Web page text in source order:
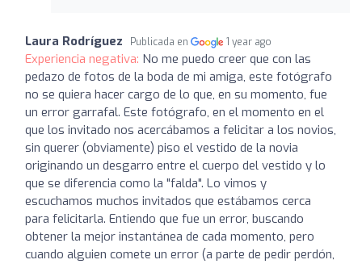
Laura Rodríguez Publicada en 1 year ago
Experiencia negativa: No me puedo creer que con las
pedazo de fotos de la boda de mi amiga, este fotógrafo
no se quiera hacer cargo de lo que, en su momento, fue
un error garrafal. Este fotógrafo, en el momento en el
que los invitado nos acercábamos a felicitar a los novios,
sin querer (obviamente) piso el vestido de la novia
originando un desgarro entre el cuerpo del vestido y lo
que se diferencia como la "falda". Lo vimos y
escuchamos muchos invitados que estábamos cerca
para felicitarla. Entiendo que fue un error, buscando
obtener la mejor instantánea de cada momento, pero
cuando alguien comete un error (a parte de pedir perdón,